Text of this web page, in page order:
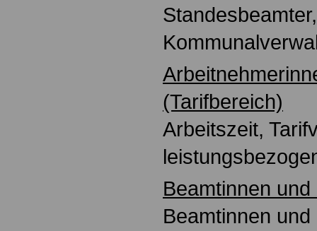
(Tarifbereich)
Arbeitszeit,
Beamtinnen
Beamtinnen